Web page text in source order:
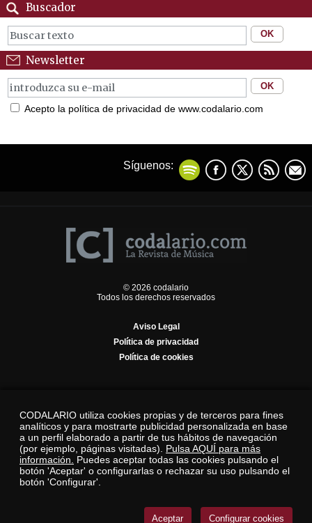
Buscador
Newsletter
Acepto la política de privacidad de www.codalario.com
Síguenos:
© 2026 codalario
Todos los derechos reservados
Aviso Legal
Política de privacidad
Política de cookies
CODALARIO utiliza cookies propias y de terceros para fines
analíticos y para mostrarte publicidad personalizada en base
a un perfil elaborado a partir de tus hábitos de navegación
(por ejemplo, páginas visitadas). Pulsa AQUÍ para más
información. Puedes aceptar todas las cookies pulsando el
botón 'Aceptar' o configurarlas o rechazar su uso pulsando el
botón 'Configurar'.
Aceptar Configurar cookies